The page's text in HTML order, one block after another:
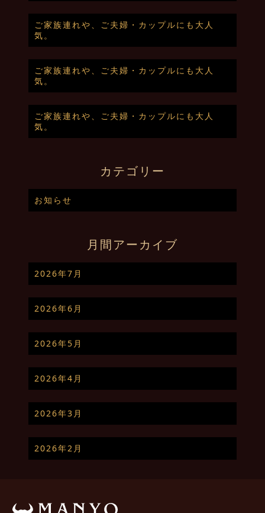
ご家族連れや、ご夫婦・カップルにも大人
気。
ご家族連れや、ご夫婦・カップルにも大人
気。
ご家族連れや、ご夫婦・カップルにも大人
気。
カテゴリー
お知らせ
月間アーカイブ
2026年7月
2026年6月
2026年5月
2026年4月
2026年3月
2026年2月